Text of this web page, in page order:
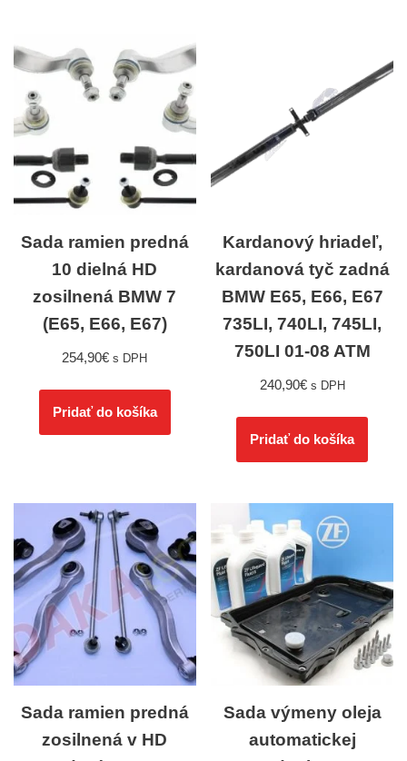
Sada ramien predná
10 dielná HD
zosilnená BMW 7
(E65, E66, E67)
254,90€ s DPH
Pridať do košíka
Kardanový hriadeľ,
kardanová tyč zadná
BMW E65, E66, E67
735LI, 740LI, 745LI,
750LI 01-08 ATM
240,90€ s DPH
Pridať do košíka
Sada ramien predná
zosilnená v HD
Sada výmeny oleja
automatickej